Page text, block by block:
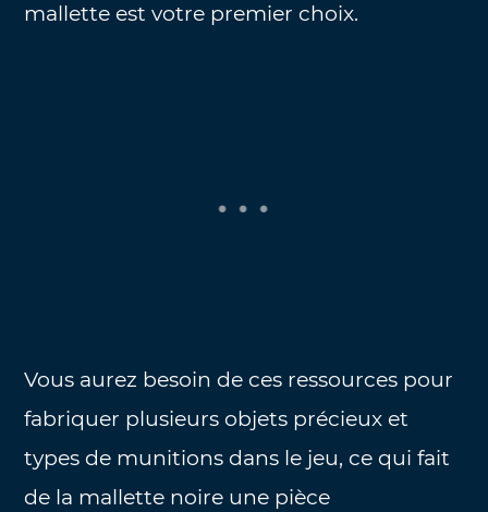
mallette est votre premier choix.
Vous aurez besoin de ces ressources pour
fabriquer plusieurs objets précieux et
types de munitions dans le jeu, ce qui fait
de la mallette noire une pièce